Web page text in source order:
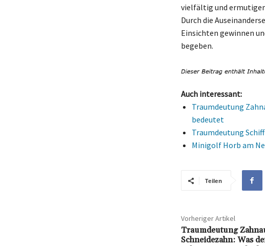
vielfältig und
Durch die
Einsichten gewinnen
begeben.
Auch interessant:
Traumdeutung
bedeutet
Traumdeutung
Minigolf Horb am
Teilen
Vorheriger Artikel
Traumdeutung
Schneidezahn: Was